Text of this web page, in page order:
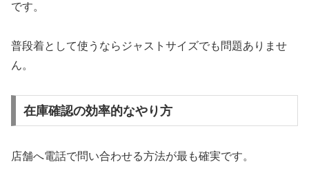
です。
普段着として使うならジャストサイズでも問題ありませ
ん。
在庫確認の効率的なやり方
店舗へ電話で問い合わせる方法が最も確実です。